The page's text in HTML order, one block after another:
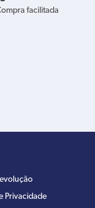
facilitada
Privacidade